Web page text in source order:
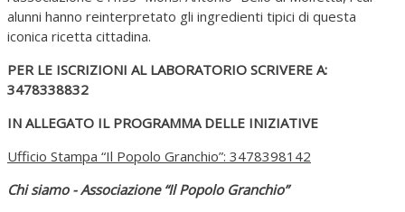
alunni hanno reinterpretato gli ingredienti tipici di questa
iconica ricetta cittadina.
PER LE ISCRIZIONI AL LABORATORIO SCRIVERE A:
3478338832
IN ALLEGATO IL PROGRAMMA DELLE INIZIATIVE
Ufficio Stampa “Il Popolo Granchio”: 3478398142
Chi siamo - Associazione “Il Popolo Granchio”